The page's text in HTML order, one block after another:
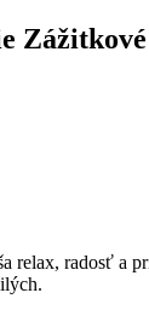
relax, radosť a